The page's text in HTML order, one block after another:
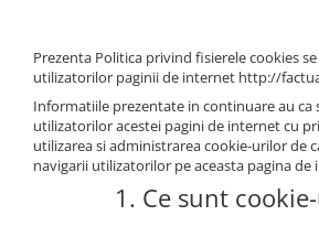
Prezenta Politica privind fisierele cookies
utilizatorilor paginii de internet http://
Informatiile prezentate in continuare au ca
utilizatorilor acestei pagini de internet cu
utilizarea si administrarea cookie-urilor de
navigarii utilizatorilor pe aceasta pagina de
1. Ce sunt